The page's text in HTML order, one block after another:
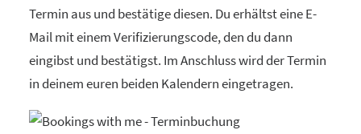
Termin aus und bestätige diesen. Du erhältst eine E-
Mail mit einem Verifizierungscode, den du dann
eingibst und bestätigst. Im Anschluss wird der Termin
in deinem euren beiden Kalendern eingetragen.